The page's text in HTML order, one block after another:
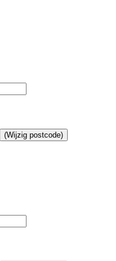
(Wijzig postcode)